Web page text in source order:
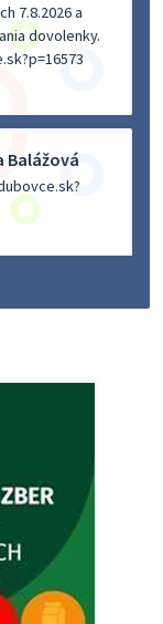
7.8.2026 a
dovolenky.
Balážová
Akútne
odpad.